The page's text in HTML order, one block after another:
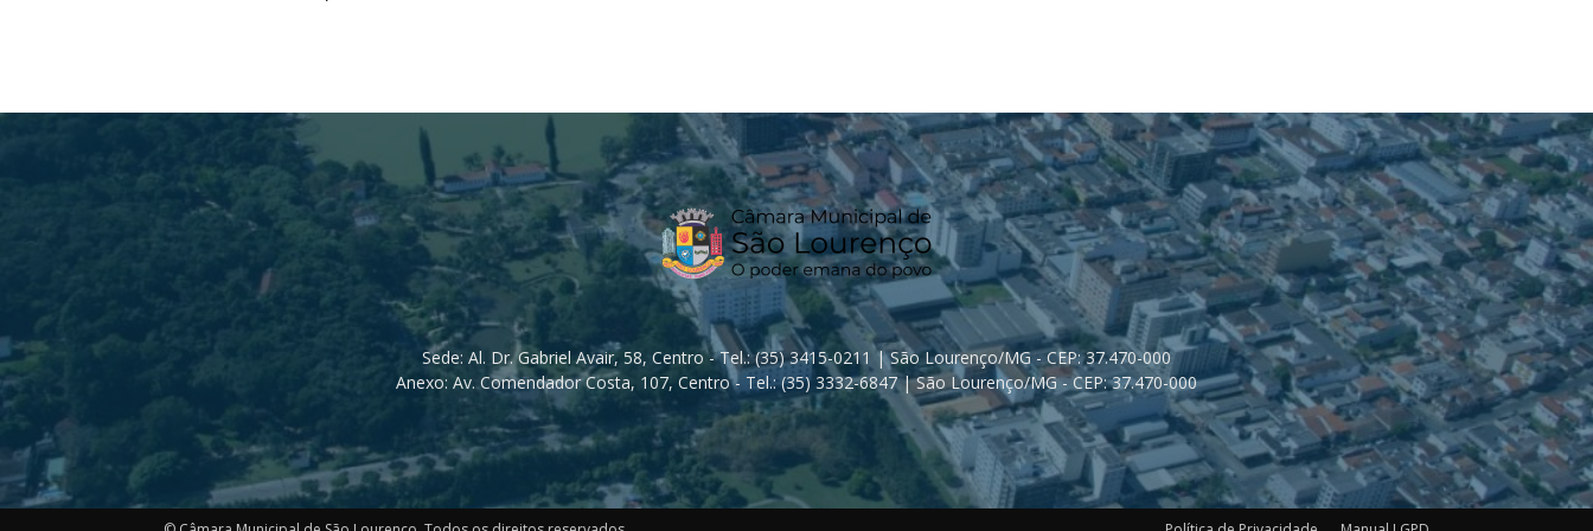
Sede: Al. Dr. Gabriel Avair, 58, Centro - Tel.: (35) 3415-0211 | São Lourenço/MG - CEP: 37.470-000
Anexo: Av. Comendador Costa, 107, Centro - Tel.: (35) 3332-6847 | São Lourenço/MG - CEP: 37.470-000